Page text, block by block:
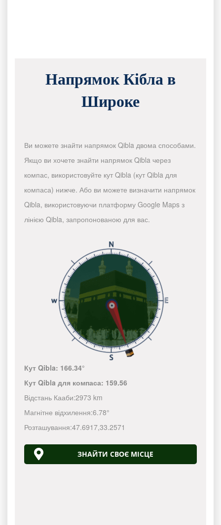
Напрямок Кібла в
Широке
Ви можете знайти напрямок Qibla двома способами.
Якщо ви хочете знайти напрямок Qibla через
компас, використовуйте кут Qibla (кут Qibla для
компаса) нижче. Або ви можете визначити напрямок
Qibla, використовуючи платформу Google Maps з
лінією Qibla, запропонованою для вас.
Кут Qibla: 166.34°
Кут Qibla для компаса: 159.56
Відстань Кааби:2973 km
Магнітне відхилення:6.78°
Розташування:47.6917,33.2571
ЗНАЙТИ СВОЄ МІСЦЕ